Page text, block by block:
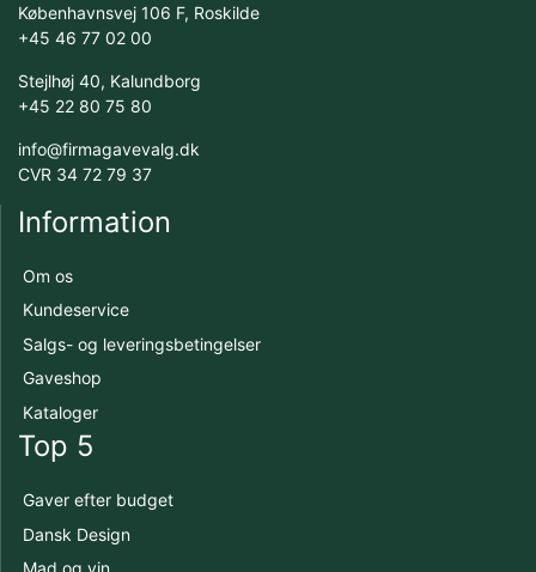
Københavnsvej 106 F, Roskilde
+45 46 77 02 00
Stejlhøj 40, Kalundborg
+45 22 80 75 80
info@firmagavevalg.dk
CVR 34 72 79 37
Information
Om os
Kundeservice
Salgs- og leveringsbetingelser
Gaveshop
Kataloger
Top 5
Gaver efter budget
Dansk Design
Mad og vin